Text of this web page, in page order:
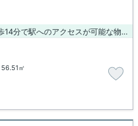
こちらの物件はアパートです。徒歩14分で駅へのアクセスが可能な物件です。新生活のスタートに住まい探しするのであれば、当社にお任せください！当社では、大府市の物件情報を豊富に取り扱っております。
56.51㎡